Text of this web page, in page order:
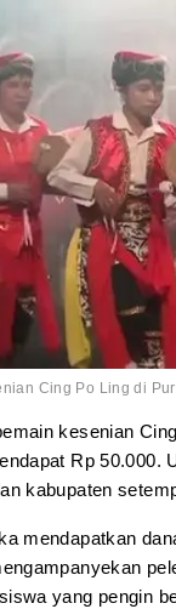
Cing Po Ling di
kesenian
Rp 50.000.
kabupaten
mendapatkan
yang pengin